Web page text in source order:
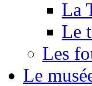
La
Le
Les
Le